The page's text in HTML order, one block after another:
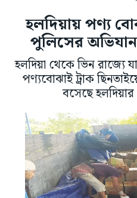
হলদিয়ায় পণ্য
পুলিসের অভিযান
হলদিয়া থেকে ভিন
পণ্যবোঝাই ট্রাক
বসেছে